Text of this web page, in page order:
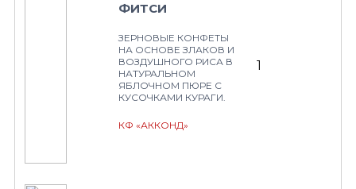
ФИТСИ
ЗЕРНОВЫЕ КОНФЕТЫ
НА ОСНОВЕ ЗЛАКОВ И
ВОЗДУШНОГО РИСА В
НАТУРАЛЬНОМ
ЯБЛОЧНОМ ПЮРЕ С
КУСОЧКАМИ КУРАГИ.
КФ «АККОНД»
1